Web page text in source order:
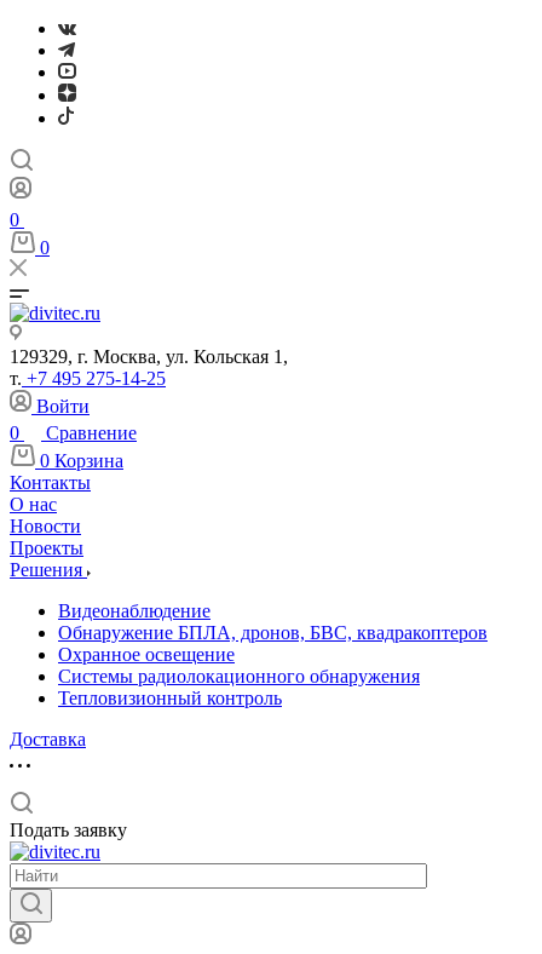
0
0
129329, г. Москва, ул. Кольская 1,
т. +7 495 275-14-25
Войти
0
Сравнение
0 Корзина
Контакты
О нас
Новости
Проекты
Решения
Видеонаблюдение
Обнаружение БПЛА, дронов, БВС, квадракоптеров
Охранное освещение
Системы радиолокационного обнаружения
Тепловизионный контроль
Доставка
Подать заявку